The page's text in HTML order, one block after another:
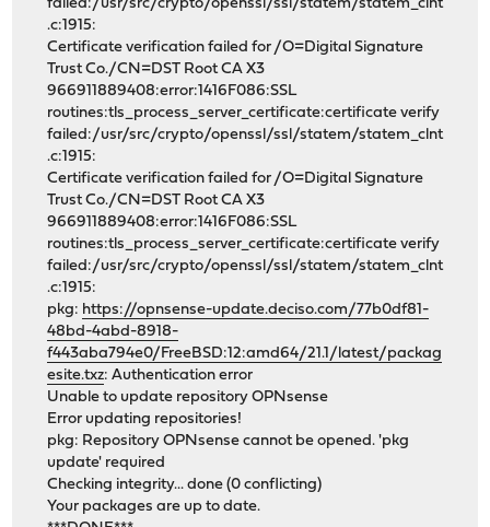
failed:/usr/src/crypto/openssl/ssl/statem/statem_clnt
.c:1915:
Certificate verification failed for /O=Digital Signature
Trust Co./CN=DST Root CA X3
966911889408:error:1416F086:SSL
routines:tls_process_server_certificate:certificate verify
failed:/usr/src/crypto/openssl/ssl/statem/statem_clnt
.c:1915:
Certificate verification failed for /O=Digital Signature
Trust Co./CN=DST Root CA X3
966911889408:error:1416F086:SSL
routines:tls_process_server_certificate:certificate verify
failed:/usr/src/crypto/openssl/ssl/statem/statem_clnt
.c:1915:
pkg: https://opnsense-update.deciso.com/77b0df81-
48bd-4abd-8918-
f443aba794e0/FreeBSD:12:amd64/21.1/latest/packag
esite.txz: Authentication error
Unable to update repository OPNsense
Error updating repositories!
pkg: Repository OPNsense cannot be opened. 'pkg
update' required
Checking integrity... done (0 conflicting)
Your packages are up to date.